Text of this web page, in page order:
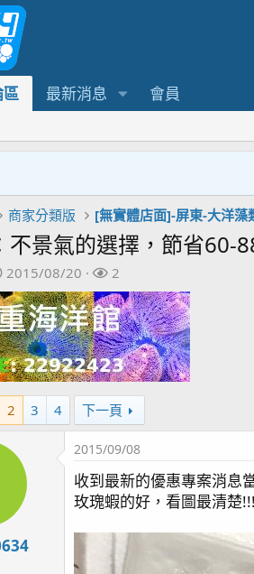
最新消息 會員
商家分類版 [無實體店面]-屏東-大洋藻
不景氣的選擇，節省60-
開
始
日
期
2015/08/20
關
注
者
2
2 3 4 下一頁
2015/09/08
收到最新的優惠專案消息
玫瑰蝦的好，看圖最清楚